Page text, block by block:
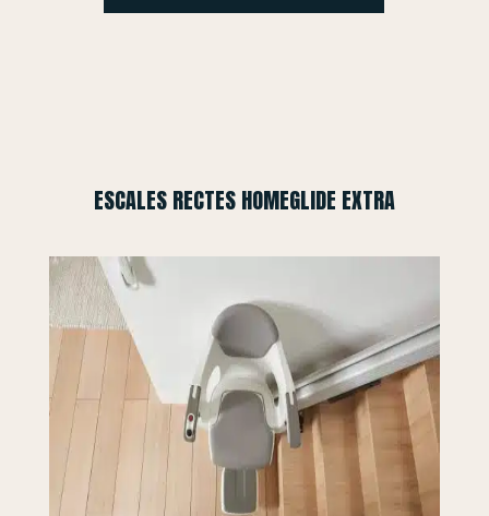
ESCALES RECTES HOMEGLIDE EXTRA